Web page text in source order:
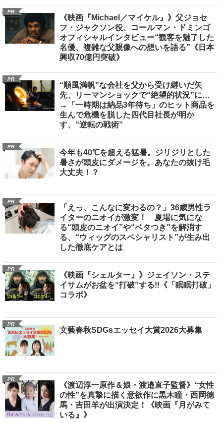
PR
《映画『Michael／マイケル』》父ジョセ
フ・ジャクソン役、コールマン・ドミンゴ
オフィシャルインタビュー“観客を魅了した
名優、複雑な父親像への想いを語る”《日本
興収70億円突破》
PR
“順風満帆”な会社を父から受け継いだ矢
先、リーマンショックで“絶望的状況”に…
→「一時期は納品3年待ち」のヒット商品を
生んで危機を脱した四代目社長が明か
す、“逆転の戦術”
PR
今年も40℃を超える猛暑。ジリジリとした
暑さが頭皮にダメージを。あなたの抜け毛
大丈夫！？
PR
「えっ、こんなに変わるの？」36歳男性ラ
イターのニオイが激変！ 夏場に気にな
る“頭皮のニオイ”や“ベタつき”を解消す
る、“ウィッグのスペシャリスト”が生み出
した徹底ケアとは
PR
《映画『シェルター』》ジェイソン・ステ
イサムがお盆を“打破”する!!《「眠眠打破」
コラボ》
PR
文藝春秋SDGsエッセイ大賞2026大募集
PR
《渡辺淳一原作＆娘・渡邉直子監督》“女性
の性”を真摯に描く意欲作に黒木瞳・西岡德
馬・吉田羊が出演決定！《映画『月がみて
いる』》